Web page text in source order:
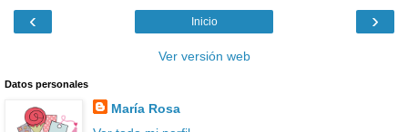
‹ ›
Inicio
Ver versión web
Datos personales
María Rosa